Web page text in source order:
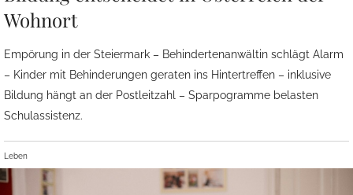
Wohnort
Empörung in der Steiermark – Behindertenanwältin schlägt Alarm
– Kinder mit Behinderungen geraten ins Hintertreffen – inklusive
Bildung hängt an der Postleitzahl – Sparpogramme belasten
Schulassistenz.
Leben